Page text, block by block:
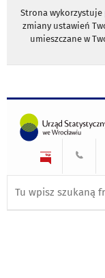
Strona wykorzystuje
zmiany ustawień
umieszczane w